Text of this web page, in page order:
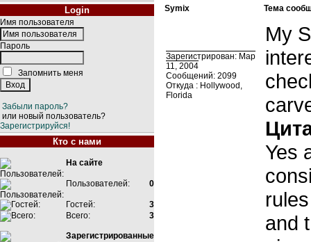
Login
Имя пользователя
Пароль
Запомнить меня
Забыли пароль?
или новый пользователь?
Зарегистрируйся!
Кто с нами
На сайте
Пользователей: 0
Гостей:
3
Всего:
3
Зарегистрированные
Symix Тема
Зарегистрирован: Мар
11, 2004
Сообщений: 2099
Откуда : Hollywood,
Florida
My
Yes
and